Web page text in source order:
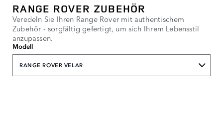
RANGE ROVER ZUBEHÖR
Veredeln Sie Ihren Range Rover mit authentischem
Zubehör - sorgfältig gefertigt, um sich Ihrem Lebensstil
anzupassen.
Modell
RANGE ROVER VELAR